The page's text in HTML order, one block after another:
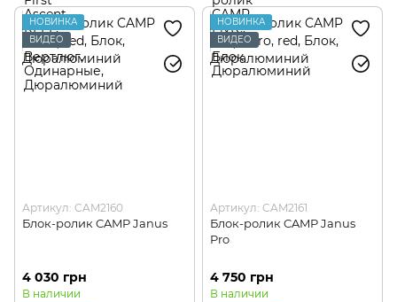
НОВИНКА
ВИДЕО
Артикул: CAM2160
Блок-ролик CAMP Janus
4 030 грн
В наличии
НОВИНКА
ВИДЕО
Артикул: CAM2161
Блок-ролик CAMP Janus
Pro
4 750 грн
В наличии